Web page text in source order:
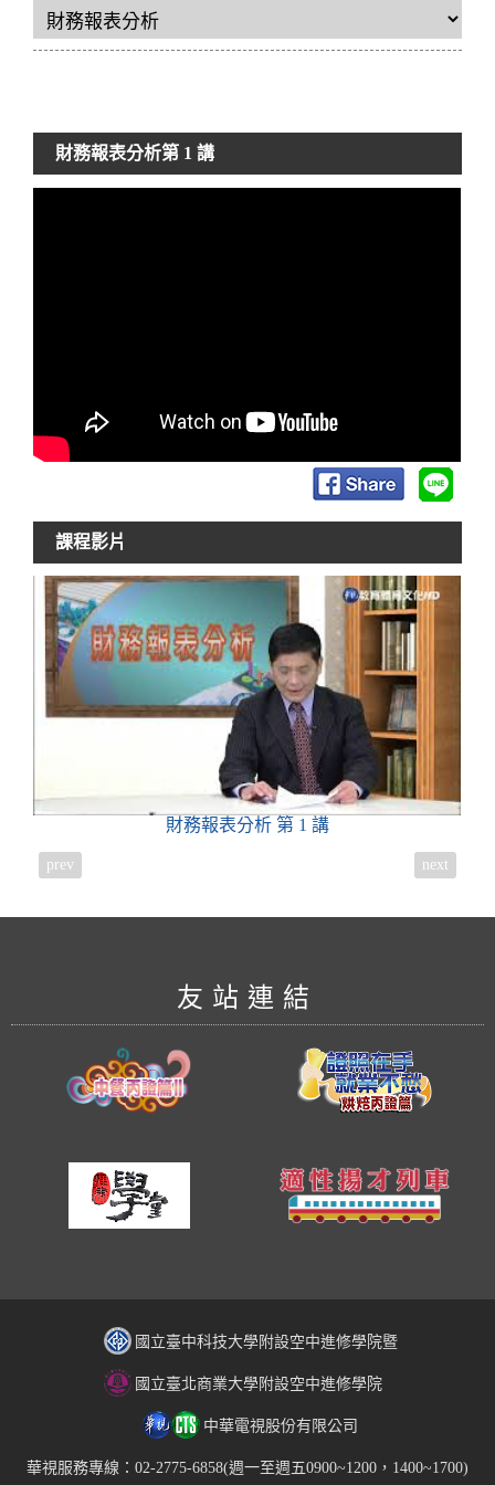
財務報表分析第 1 講
課程影片
財務報表分析 第 1 講
prev next
友站連結
國立臺中科技大學附設空中進修學院暨
國立臺北商業大學附設空中進修學院
中華電視股份有限公司
華視服務專線：02-2775-6858(週一至週五0900~1200，1400~1700)